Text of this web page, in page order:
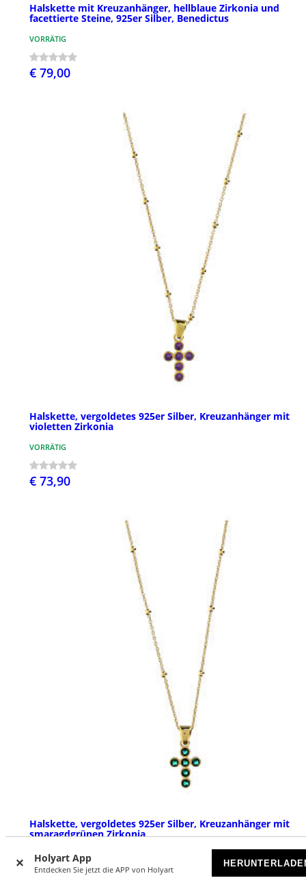
Holyart App
Entdecken Sie jetzt die APP von Holyart
Halskette mit Kreuzanhänger, hellblaue Zirkonia und
facettierte Steine, 925er Silber, Benedictus
VORRÄTIG
€ 79,00
Halskette, vergoldetes 925er Silber, Kreuzanhänger mit
violetten Zirkonia
VORRÄTIG
€ 73,90
Halskette, vergoldetes 925er Silber, Kreuzanhänger mit
smaragdgrünen Zirkonia
VORRÄTIG